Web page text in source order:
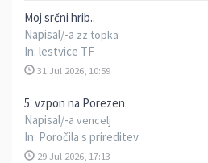
Moj srčni hrib..
Napisal/-a zz topka
In: lestvice TF
31 Jul 2026, 10:59
5. vzpon na Porezen
Napisal/-a vencelj
In: Poročila s prireditev
29 Jul 2026, 17:13